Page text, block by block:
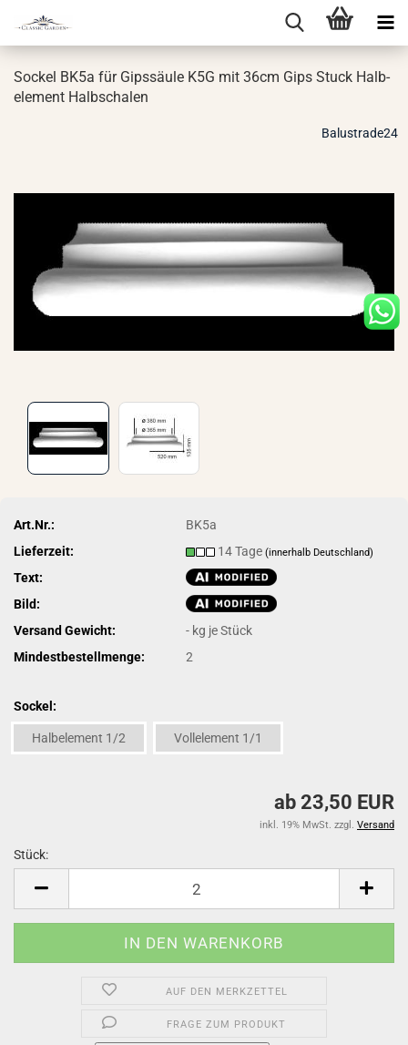
So­ckel BK5a für Gips­säu­le K5G mit 36cm Gips Stuck Halb­
ele­ment Halb­scha­len
Balustrade24
Art.Nr.:
BK5a
Lieferzeit:
14 Tage(innerhalb Deutschland)
Text:
Bild:
Versand Gewicht:
- kg je Stück
Mindestbestellmenge:
2
Sockel:
Halbelement 1/2 Vollelement 1/1
ab 23,50 EUR
inkl. 19% MwSt. zzgl. Versand
Stück:
AUF DEN MERKZETTEL
FRAGE ZUM PRODUKT